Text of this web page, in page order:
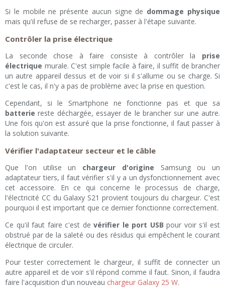
Si le mobile ne présente aucun signe de dommage physique
mais qu'il refuse de se recharger, passer à l'étape suivante.
Contrôler la prise électrique
La seconde chose à faire consiste à contrôler la prise
électrique murale. C'est simple facile à faire, il suffit de brancher
un autre appareil dessus et de voir si il s'allume ou se charge. Si
c'est le cas, il n'y a pas de problème avec la prise en question.
Cependant, si le Smartphone ne fonctionne pas et que sa
batterie reste déchargée, essayer de le brancher sur une autre.
Une fois qu'on est assuré que la prise fonctionne, il faut passer à
la solution suivante.
Vérifier l'adaptateur secteur et le câble
Que l'on utilise un chargeur d'origine Samsung ou un
adaptateur tiers, il faut vérifier s'il y a un dysfonctionnement avec
cet accessoire. En ce qui concerne le processus de charge,
l'électricité CC du Galaxy S21 provient toujours du chargeur. C'est
pourquoi il est important que ce dernier fonctionne correctement.
Ce qu'il faut faire c'est devérifier le port USB pour voir s'il est
obstrué par de la saleté ou des résidus qui empêchent le courant
électrique de circuler.
Pour tester correctement le chargeur, il suffit de connecter un
autre appareil et de voir s'il répond comme il faut. Sinon, il faudra
faire l'acquisition d'un nouveau chargeur Galaxy 25 W.